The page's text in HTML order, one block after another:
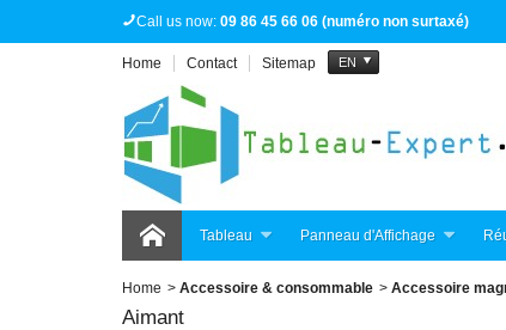
Call us now: 09 86 45 66 06 (numéro non surtaxé)
Home Contact Sitemap EN
Tableau Panneau d'Affichage
Home > Accessoire & consommable > Accessoire
Aimant